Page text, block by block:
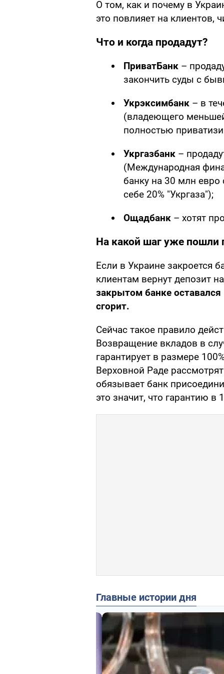
О том, как и почему в
это повлияет на клиентов,
Что и когда продадут?
ПриватБанк –
закончить суды с
Укрэксимбанк – в
(владеющего
полностью
Укргазбанк –
(Международная
банку на 30 млн
себе 20% "Укргаза");
Ощадбанк – хотят
На какой шаг уже пошли
Если в Украине закроется
клиентам вернут депозит
закрытом банке
сгорит.
Сейчас такое правило
Возвращение вкладов в
гарантирует в размере
Верховной Раде
обязывает банк
это значит, что гарантию в
Главные истории дня